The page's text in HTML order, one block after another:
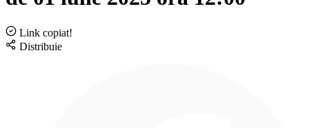
Link copiat!
Distribuie